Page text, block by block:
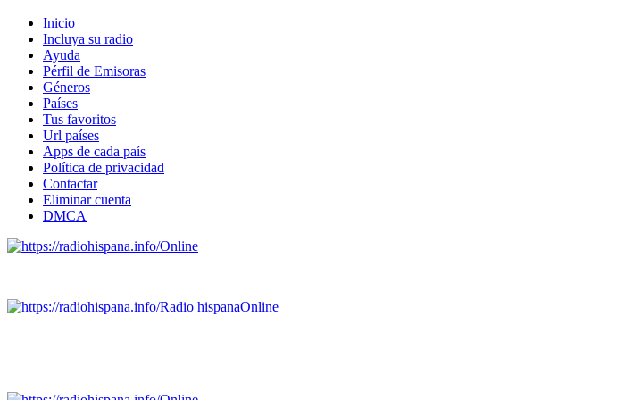
Inicio
Incluya su radio
Ayuda
Pérfil de Emisoras
Géneros
Países
Tus favoritos
Url países
Apps de cada país
Política de privacidad
Contactar
Eliminar cuenta
DMCA
Online
Radio hispanaOnline